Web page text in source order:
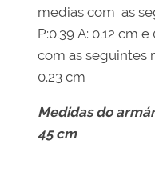
medias com as
P:0.39 A: 0.12 cm
com as seguintes
0.23 cm
Medidas do
45 cm